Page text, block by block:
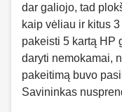
dar galiojo, tad
kaip vėliau ir kitus
pakeisti 5 kartą HP
daryti nemokamai,
pakeitimą buvo
Savininkas